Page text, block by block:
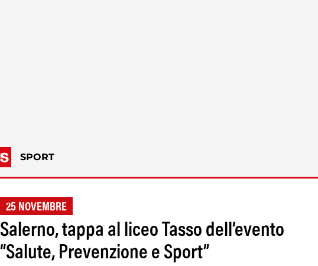
SPORT
25 NOVEMBRE
Salerno, tappa al liceo Tasso dell’evento
“Salute, Prevenzione e Sport”